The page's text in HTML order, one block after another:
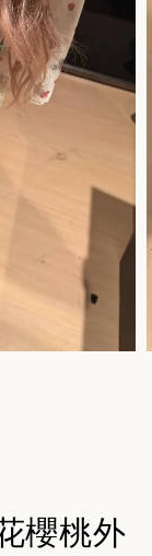
花櫻桃外